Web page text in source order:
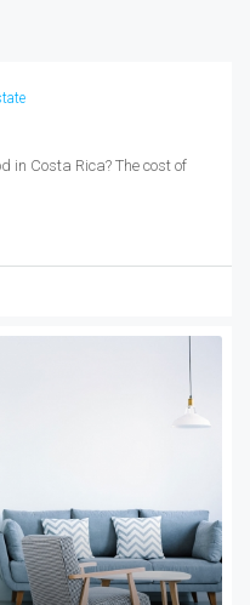
in Costa Rica? The cost of